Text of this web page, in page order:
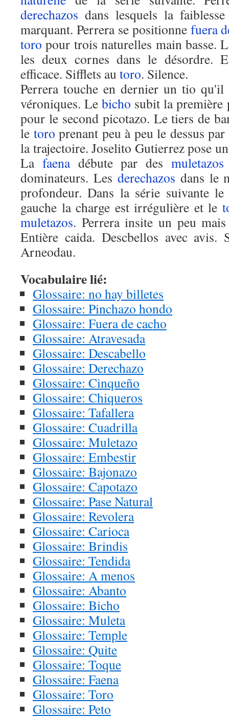
derechazos dans lesquels la
marquant. Perrera se positionne fuera
toro pour trois naturelles main basse.
les deux cornes dans le désordre.
efficace. Sifflets au toro. Silence.
Perrera touche en dernier un tio qu'il
véroniques. Lebicho subit la première
pour le second picotazo. Le tiers de
le toro prenant peu à peu le dessus
la trajectoire. Joselito Gutierrez pose
La faenadébute par des muletazos
dominateurs. Les derechazos dans le
profondeur. Dans la série suivante
gauche la charge est irrégulière et le
muletazos. Perrera insite un peu
Entière caida. Descbellos avec avis.
Arneodau.
Vocabulaire lié:
Glossaire: no hay billetes
Glossaire: Pinchazo hondo
Glossaire: Fuera de cacho
Glossaire: Atravesada
Glossaire: Descabello
Glossaire: Derechazo
Glossaire: Cinqueño
Glossaire: Chiqueros
Glossaire: Tafallera
Glossaire: Cuadrilla
Glossaire: Muletazo
Glossaire: Embestir
Glossaire: Bajonazo
Glossaire: Capotazo
Glossaire: Pase Natural
Glossaire: Revolera
Glossaire: Carioca
Glossaire: Brindis
Glossaire: Tendida
Glossaire: A menos
Glossaire: Abanto
Glossaire: Bicho
Glossaire: Muleta
Glossaire: Temple
Glossaire: Quite
Glossaire: Toque
Glossaire: Faena
Glossaire: Toro
Glossaire: Peto